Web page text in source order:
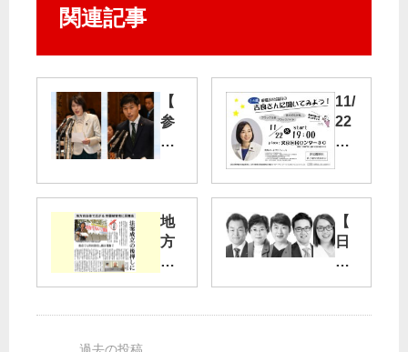
関連記事
【
参
院
算
委
】
田
村
11/
22
（
）
吉
良
よ
し
地
方
自
【
日
野